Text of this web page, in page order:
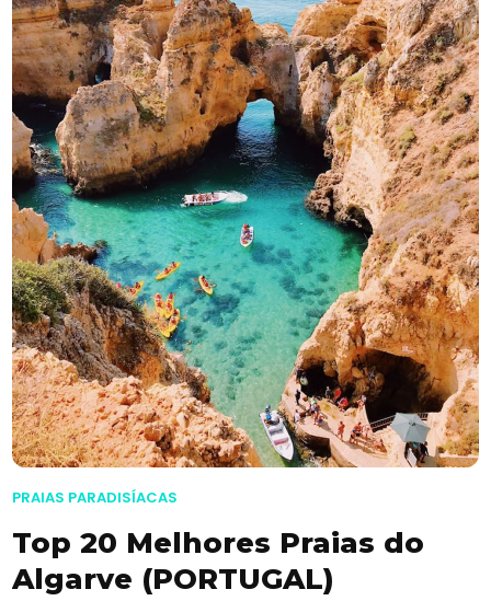
PRAIAS PARADISÍACAS
Top 20 Melhores Praias do
Algarve (PORTUGAL)